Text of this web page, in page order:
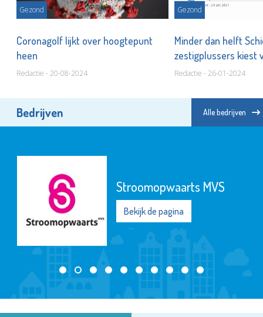
Gezond
Coronagolf lijkt over hoogtepunt
heen
Redactie - 20-08-2024
Gezond
Minder dan helft
zestigplussers kiest
Redactie - 26-01-2024
Bedrijven Alle bedrijven
Stroomopwaarts MVS
Bekijk de pagina